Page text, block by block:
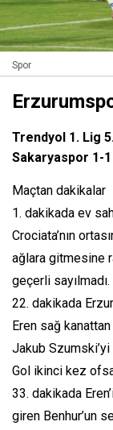
Spor
Trendyol 1. Lig
Sakaryaspor 1-
Maçtan dakikalar
1. dakikada ev
Crociata’nın
ağlara gitmesine
geçerli sayılmadı.
22. dakikada
Eren sağ
Jakub
Gol ikinci kez
33. dakikada
giren Benhur’un